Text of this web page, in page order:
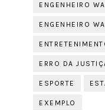
ENGENHEIRO
ENGENHEIRO
ERRO DA
ESPORTE
EXEMPLO